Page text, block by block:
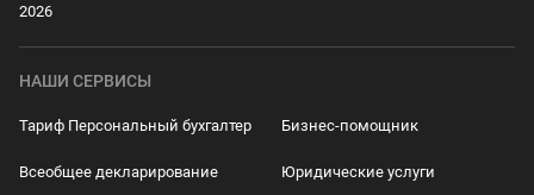
2026
НАШИ СЕРВИСЫ
Тариф Персональный бухгалтер Бизнес-помощник
Всеобщее декларирование Юридические услуги